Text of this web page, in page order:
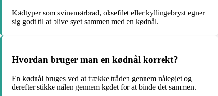
Kødtyper som svinemørbrad, oksefilet eller kyllingebryst egner
sig godt til at blive syet sammen med en kødnål.
Hvordan bruger man en kødnål korrekt?
En kødnål bruges ved at trække tråden gennem nåleøjet og
derefter stikke nålen gennem kødet for at binde det sammen.